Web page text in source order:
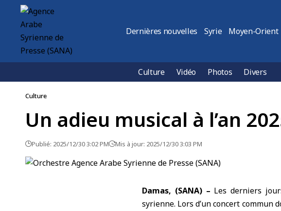
Dernières nouvelles Syrie Moyen-Orient
Culture Vidéo Photos Divers
Culture
Un adieu musical à l’an
Publié: 2025/12/30 3:02 PM Mis à jour: 2025/12/30 3:03 PM
Damas, (SANA) – Les derniers
syrienne. Lors d’unconcert commun